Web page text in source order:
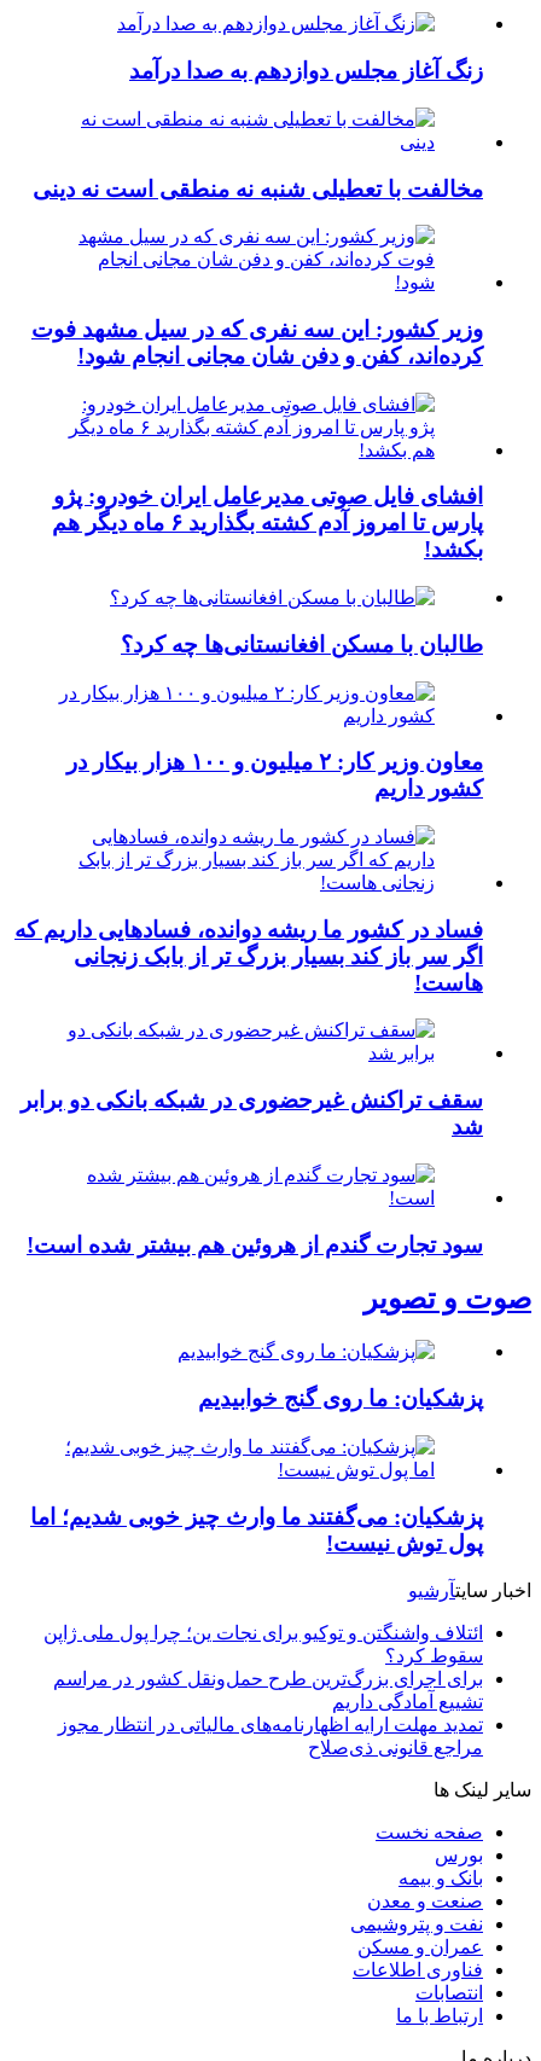
زنگ آغاز مجلس دوازدهم به صدا درآمد
مخالفت با تعطیلی شنبه نه منطقی است نه دینی
وزیر کشور: این سه نفری که در سیل مشهد فوت
کرده‌اند، کفن و دفن شان مجانی انجام شود!
افشای فایل صوتی مدیرعامل ایران خودرو: پژو
پارس تا امروز آدم کشته بگذارید ۶ ماه دیگر هم
بکشد!
طالبان با مسکن افغانستانی‌ها چه کرد؟
معاون وزیر کار: ۲ میلیون و ۱۰۰ هزار بیکار در
کشور داریم
فساد در کشور ما ریشه دوانده، فسادهایی داریم که
اگر سر باز کند بسیار بزرگ تر از بابک زنجانی
هاست!
سقف تراکنش غیرحضوری در شبکه بانکی دو برابر
شد
سود تجارت گندم از هروئین هم بیشتر شده است!
صوت و تصویر
پزشکیان: ما روی گنج خوابیدیم
پزشکیان: می‌گفتند ما وارث چیز خوبی شدیم؛ اما
پول توش نیست!
اخبار سایتآرشیو
ائتلاف واشنگتن و توکیو برای نجات ین؛ چرا پول ملی ژاپن
سقوط کرد؟
برای اجرای بزرگ‌ترین طرح حمل‌ونقل کشور در مراسم
تشییع آمادگی داریم
تمدید مهلت ارایه اظهارنامه‌های مالیاتی در انتظار مجوز
مراجع قانونی ذی‌‏صلاح
سایر لینک ها
صفحه نخست
بورس
بانک و بیمه
صنعت و معدن
نفت و پتروشیمی
عمران و مسکن
فناوری اطلاعات
انتصابات
ارتباط با ما